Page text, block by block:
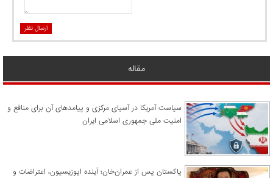
ارسال نظر
مقاله
سیاست آمریکا در آسیای مرکزی و پیامدهای آن برای منافع و
امنیت ملی جمهوری اسلامی ایران
پاکستان پس از عمران‌خان؛ آینده اپوزیسیون، اعتراضات و